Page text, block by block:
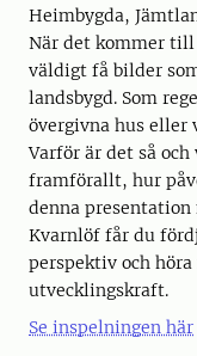
Heimbygda,
När det kommer
väldigt få bilder
landsbygd. Som
övergivna hus eller
Varför är det så och
framförallt, hur
denna presentation
Kvarnlöf får du
perspektiv och
utvecklingskraft.
Se inspelningen här